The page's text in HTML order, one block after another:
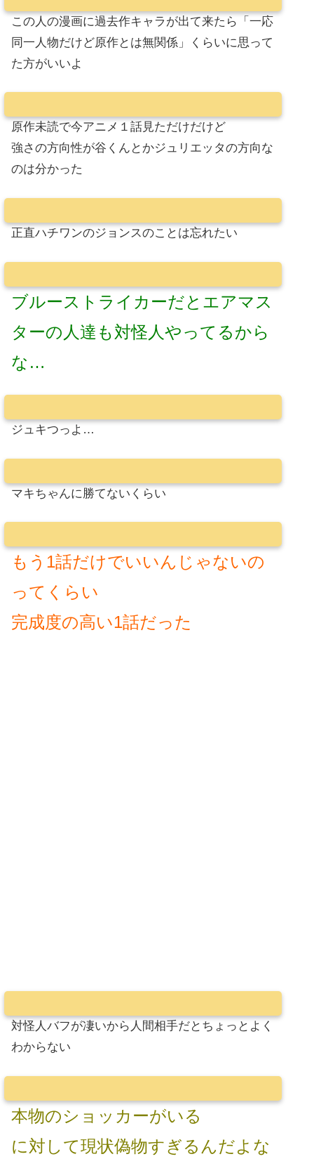
この人の漫画に過去作キャラが出て来たら「一応
同一人物だけど原作とは無関係」くらいに思って
た方がいいよ
原作未読で今アニメ１話見ただけだけど
強さの方向性が谷くんとかジュリエッタの方向な
のは分かった
正直ハチワンのジョンスのことは忘れたい
ブルーストライカーだとエアマス
ターの人達も対怪人やってるから
な…
ジュキつっよ…
マキちゃんに勝てないくらい
もう1話だけでいいんじゃないの
ってくらい
完成度の高い1話だった
対怪人バフが凄いから人間相手だとちょっとよく
わからない
本物のショッカーがいる
に対して現状偽物すぎるんだよな